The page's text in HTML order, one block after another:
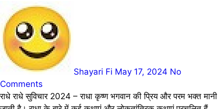
Shayari Fi May 17, 2024 No
Comments
राधे राधे सुविचार 2024 – राधा कृष्ण भगवान की प्रिय और परम भक्त मानी